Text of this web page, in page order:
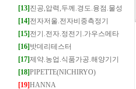
[13] 진공,압력,두께.경도.융점.물성
[14] 전자저울.전자비중측정기
[15] 전기.전자.정전기.가우스메타
[16] 밧데리테스터
[17]제약.농업.식품가공.해양기기
[18]PIPETTE(NICHIRYO)
[19]HANNA